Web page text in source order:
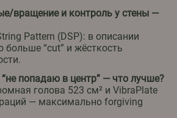
вращение и контроль у стены —
Pattern (DSP): в описании
больше “cut” и жёсткость
попадаю в центр” — что лучше?
голова 523 см² и VibraPlate
— максимально forgiving